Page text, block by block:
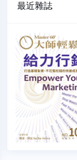
最近雜誌